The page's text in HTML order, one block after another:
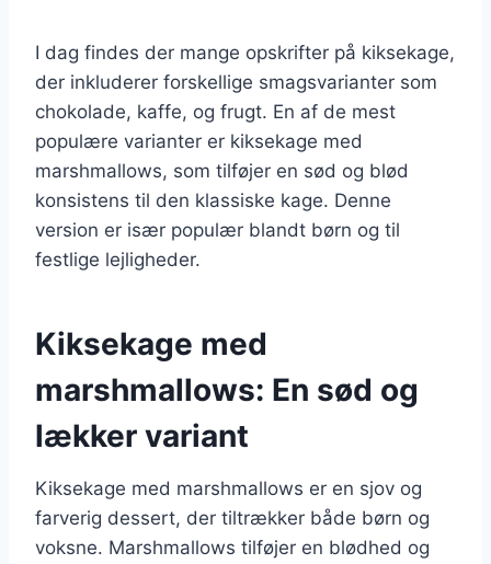
I dag findes der mange opskrifter på kiksekage,
der inkluderer forskellige smagsvarianter som
chokolade, kaffe, og frugt. En af de mest
populære varianter er kiksekage med
marshmallows, som tilføjer en sød og blød
konsistens til den klassiske kage. Denne
version er især populær blandt børn og til
festlige lejligheder.
Kiksekage med
marshmallows: En sød og
lækker variant
Kiksekage med marshmallows er en sjov og
farverig dessert, der tiltrækker både børn og
voksne. Marshmallows tilføjer en blødhed og